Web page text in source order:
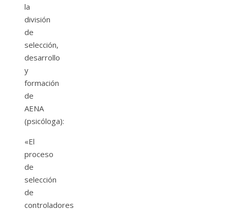
la
división
de
selección,
desarrollo
y
formación
de
AENA
(psicóloga):
«El
proceso
de
selección
de
controladores